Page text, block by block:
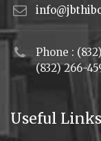
Phone :
(832) 266-
Useful Links